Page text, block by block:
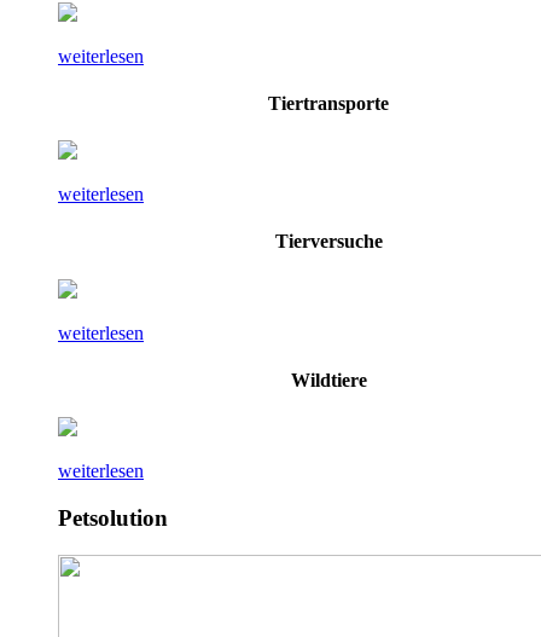
weiterlesen
Tiertransporte
weiterlesen
Tierversuche
weiterlesen
Wildtiere
weiterlesen
Petsolution